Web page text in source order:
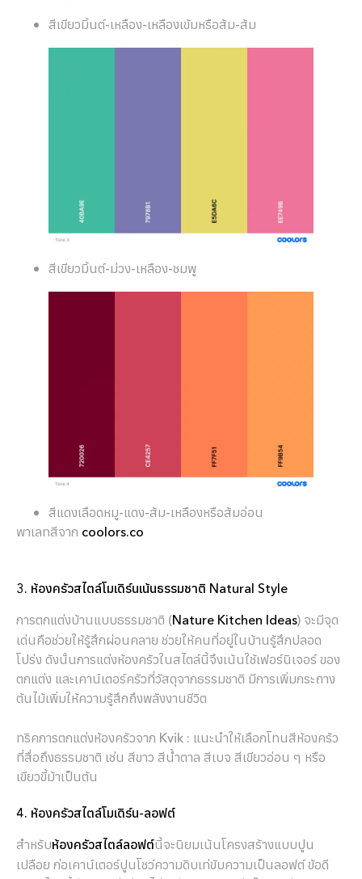
สีเขียวมิ้นต์-เหลือง-เหลืองเข้มหรือส้ม-ส้ม
สีเขียวมิ้นต์-ม่วง-เหลือง-ชมพู
สีแดงเลือดหมู-แดง-ส้ม-เหลืองหรือส้มอ่อน
พาเลทสีจาก coolors.co
3. ห้องครัวสไตล์โมเดิร์นเน้นธรรมชาติ Natural Style
การตกแต่งบ้านแบบธรรมชาติ (Nature Kitchen Ideas) จะมีจุด
เด่นคือช่วยให้รู้สึกผ่อนคลาย ช่วยให้คนที่อยู่ในบ้านรู้สึกปลอด
โปร่ง ดังนั้นการแต่งห้องครัวในสไตล์นี้จึงเน้นใช้เฟอร์นิเจอร์ ของ
ตกแต่ง และเคาน์เตอร์ครัวที่วัสดุจากธรรมชาติ มีการเพิ่มกระถาง
ต้นไม้เพิ่มให้ความรู้สึกถึงพลังงานชีวิต
ทริคการตกแต่งห้องครัวจาก Kvik : แนะนำให้เลือกโทนสีห้องครัว
ที่สื่อถึงธรรมชาติ เช่น สีขาว สีน้ำตาล สีเบจ สีเขียวอ่อน ๆ หรือ
เขียวขี้ม้าเป็นต้น
4. ห้องครัวสไตล์โมเดิร์น-ลอฟต์
สำหรับห้องครัวสไตล์ลอฟต์นี้จะนิยมเน้นโครงสร้างแบบปูน
เปลือย ก่อเคาน์เตอร์ปูนโชว์ความดิบเท่ขับความเป็นลอฟต์ ข้อดี